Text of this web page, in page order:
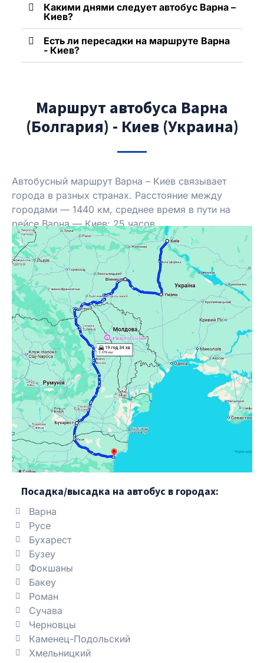
Какими днями следует автобус Варна –
Киев?
Есть ли пересадки на маршруте Варна
- Киев?
Маршрут автобуса Варна
(Болгария) - Киев (Украина)
Автобусный маршрут Варна – Киев связывает
города в разных странах. Расстояние между
городами — 1440 км, среднее время в пути на
рейсе Варна — Киев: 25 часов.
Посадка/высадка на автобус в городах:
Варна
Русе
Бухарест
Бузеу
Фокшаны
Бакеу
Роман
Сучава
Черновцы
Каменец-Подольский
Хмельницкий